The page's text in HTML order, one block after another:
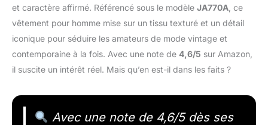
et caractère affirmé. Référencé sous le modèle JA770A , ce
vêtement pour homme mise sur un tissu texturé et un détail
iconique pour séduire les amateurs de mode vintage et
contemporaine à la fois. Avec une note de 4,6/5 sur Amazon,
il suscite un intérêt réel. Mais qu’en est-il dans les faits ?
Avec une note de 4,6/5 dès ses